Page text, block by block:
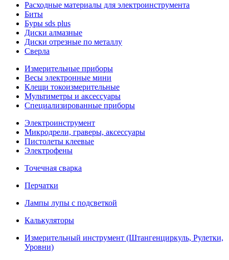
Расходные материалы для электроинструмента
Биты
Буры sds plus
Диски алмазные
Диски отрезные по металлу
Сверла
Измерительные приборы
Весы электронные мини
Клещи токоизмерительные
Мультиметры и аксессуары
Специализированные приборы
Электроинструмент
Микродрели, граверы, аксессуары
Пистолеты клеевые
Электрофены
Точечная сварка
Перчатки
Лампы лупы с подсветкой
Калькуляторы
Измерительный инструмент (Штангенциркуль, Рулетки,
Уровни)